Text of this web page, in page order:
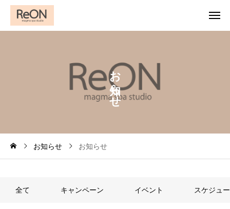
お
ら
せ
お知らせ お知らせ
全て キャンペーン イベント スケジュ